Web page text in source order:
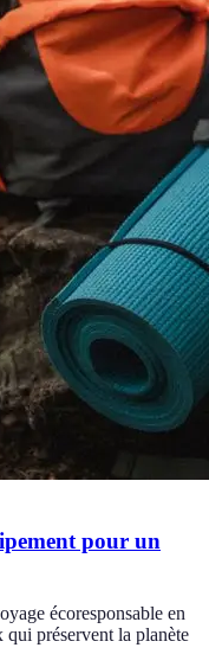
pour un
écoresponsable en
qui préservent la planète